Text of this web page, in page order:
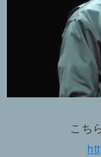
こち